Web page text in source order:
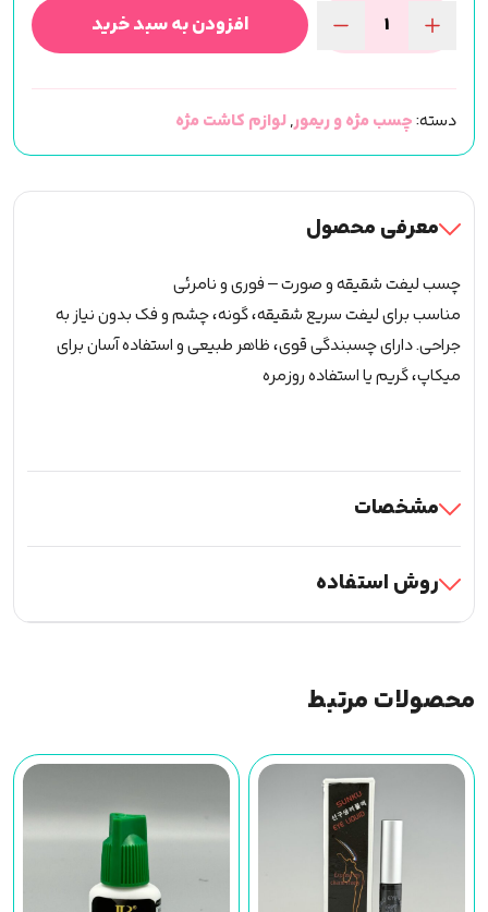
چسب
عدد
افزودن به سبد خرید
دسته:چسب مژه و ریمور,لوازم کاشت مژه
معرفی محصول
چسب لیفت شقیقه و صورت – فوری و نامرئی
مناسب برای لیفت سریع شقیقه، گونه، چشم و فک بدون نیاز به
جراحی. دارای چسبندگی قوی، ظاهر طبیعی و استفاده آسان برای
میکاپ، گریم یا استفاده روزمره
مشخصات
روش استفاده
محصولات مرتبط